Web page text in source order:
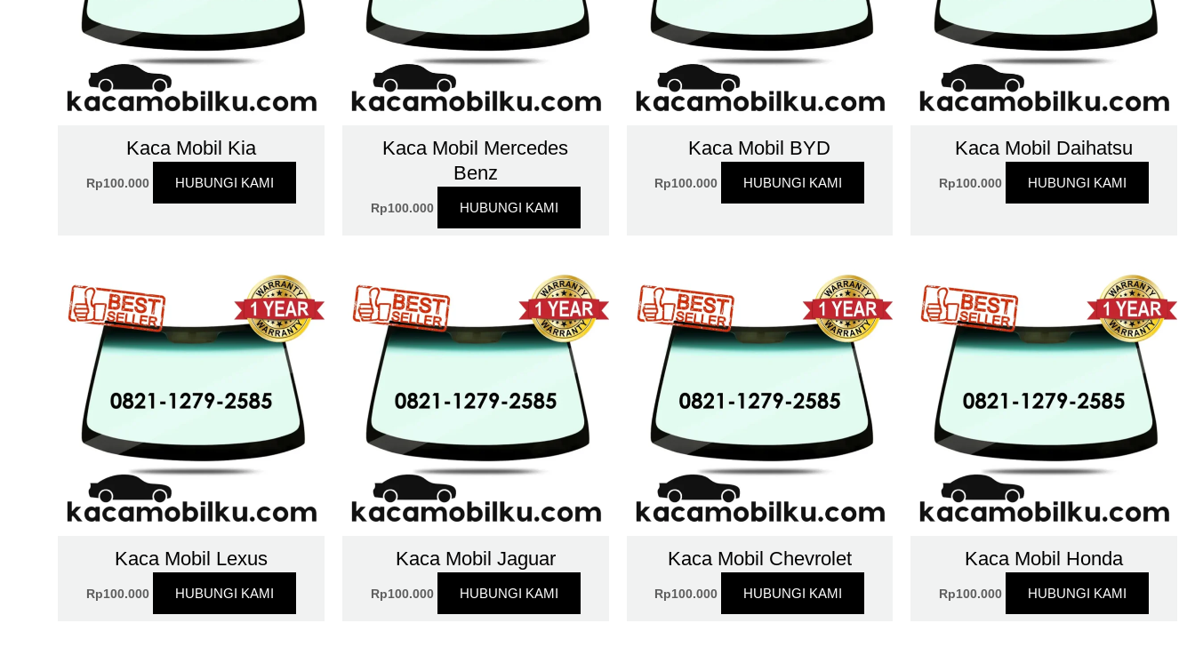
Kaca Mobil Kia
Rp100.000 HUBUNGI KAMI
Kaca Mobil Mercedes
Benz
Rp100.000 HUBUNGI KAMI
Kaca Mobil BYD
Rp100.000 HUBUNGI KAMI
Kaca Mobil Daihatsu
Rp100.000 HUBUNGI KAMI
Kaca Mobil Lexus
Rp100.000 HUBUNGI KAMI
Kaca Mobil Jaguar
Rp100.000 HUBUNGI KAMI
Kaca Mobil Chevrolet
Rp100.000 HUBUNGI KAMI
Kaca Mobil Honda
Rp100.000 HUBUNGI KAMI